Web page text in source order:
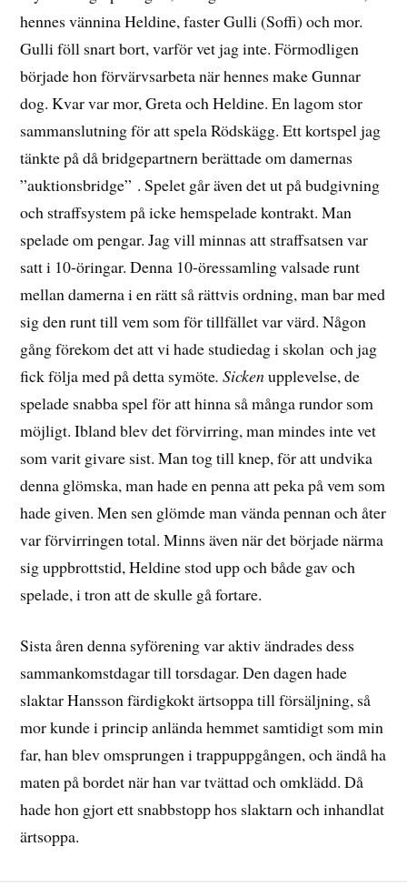
hennes vännina Heldine, faster Gulli (Soffi) och mor.
Gulli föll snart bort, varför vet jag inte. Förmodligen
började hon förvärvsarbeta när hennes make Gunnar
dog. Kvar var mor, Greta och Heldine. En lagom stor
sammanslutning för att spela Rödskägg. Ett kortspel jag
tänkte på då bridgepartnern berättade om damernas
”auktionsbridge” . Spelet går även det ut på budgivning
och straffsystem på icke hemspelade kontrakt. Man
spelade om pengar. Jag vill minnas att straffsatsen var
satt i 10-öringar. Denna 10-öressamling valsade runt
mellan damerna i en rätt så rättvis ordning, man bar med
sig den runt till vem som för tillfället var värd. Någon
gång förekom det att vi hade studiedag i skolan och jag
fick följa med på detta symöte. Sickenupplevelse, de
spelade snabba spel för att hinna så många rundor som
möjligt. Ibland blev det förvirring, man mindes inte vet
som varit givare sist. Man tog till knep, för att undvika
denna glömska, man hade en penna att peka på vem som
hade given. Men sen glömde man vända pennan och åter
var förvirringen total. Minns även när det började närma
sig uppbrottstid, Heldine stod upp och både gav och
spelade, i tron att de skulle gå fortare.
Sista åren denna syförening var aktiv ändrades dess
sammankomstdagar till torsdagar. Den dagen hade
slaktar Hansson färdigkokt ärtsoppa till försäljning, så
mor kunde i princip anlända hemmet samtidigt som min
far, han blev omsprungen i trappuppgången, och ändå ha
maten på bordet när han var tvättad och omklädd. Då
hade hon gjort ett snabbstopp hos slaktarn och inhandlat
ärtsoppa.